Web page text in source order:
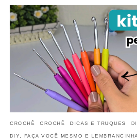
CROCHÊ CROCHÊ DICAS E TRUQUES
DIY, FAÇA VOCÊ MESMO E